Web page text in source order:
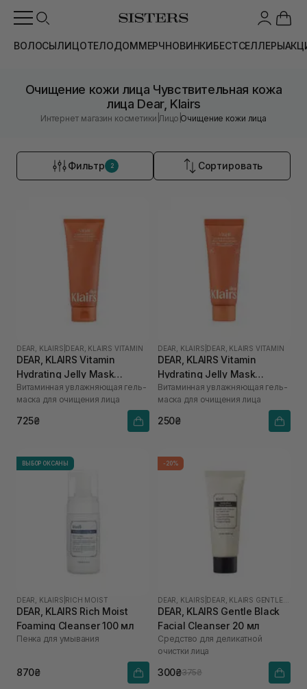
ВОЛОСЫЛИЦОТЕЛОДОММЕРЧНОВИНКИБЕСТСЕЛЛЕРЫ
Очищение кожи лица Чувствительная кожа
лица Dear, Klairs
Интернет магазин косметики Лицо |Очищение кожи лица
Фильтр 2 Сортировать
DEAR, KLAIRS DEAR, KLAIRS VITAMIN
DEAR, KLAIRS Vitamin
Hydrating Jelly Mask
Cleanser 150 мл
Витаминная увлажняющая гель-
маска для очищения лица
725₴
DEAR, KLAIRS DEAR, KLAIRS VITAMIN
DEAR, KLAIRS Vitamin
Hydrating Jelly Mask
Cleanser 20 мл
Витаминная увлажняющая гель-
маска для очищения лица
250₴
ВЫБОР ОКСАНЫ
DEAR, KLAIRS RICH MOIST
DEAR, KLAIRS Rich Moist
Foaming Cleanser 100 мл
Пенка для умывания
870₴
-20%
DEAR, KLAIRS
DEAR, KLAIRS Gentle Black
Facial Cleanser 20 мл
Средство для деликатной
очистки лица
300₴375₴